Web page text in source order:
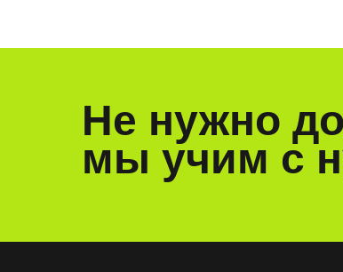
Не нужно
мы учим с